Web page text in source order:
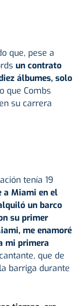
que, pese a
un contrato
álbumes, solo
que Combs
su carrera
tenía 19
a Miami en el
un barco
su primer
me enamoré
mi primera
que de
barriga durante